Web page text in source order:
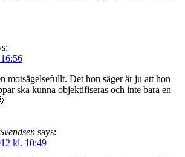
motsägelsefullt. Det hon säger är ju att hon
ska kunna objektifiseras och inte bara en
says:
kl. 10:49